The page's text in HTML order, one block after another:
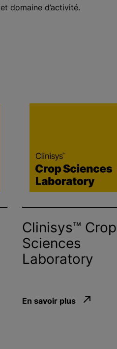
domaine d’activité.
Clinisys™ Crop
Sciences
Laboratory
En savoir plus